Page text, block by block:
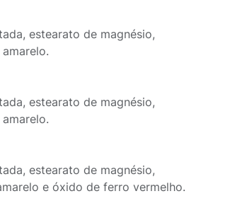
estearato de magnésio,
estearato de magnésio,
estearato de magnésio,
e óxido de ferro vermelho.